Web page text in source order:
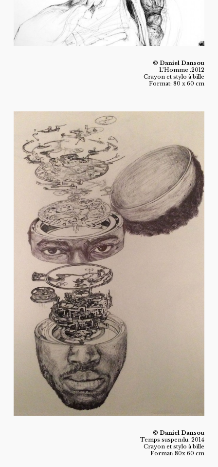
© Daniel Dansou
L’Homme .2012
Crayon et stylo à bille
Format: 80 x 60 cm
© Daniel Dansou
Temps suspendu. 2014
Crayon et stylo à bille
Format: 80x 60 cm